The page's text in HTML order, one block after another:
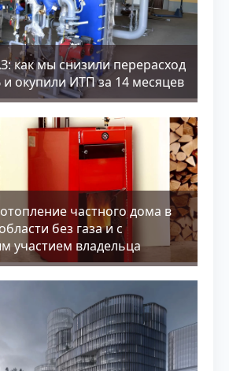
как мы снизили перерасход
и окупили ИТП за 14 месяцев
частного дома в
без газа и с
участием владельца